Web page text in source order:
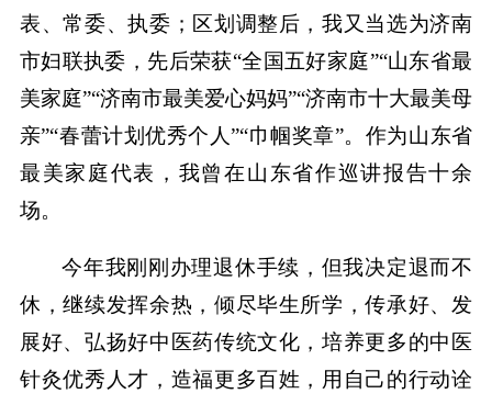
表、常委、执委；区划调整后，我又当选为济南
市妇联执委，先后荣获“全国五好家庭”“山东省最
美家庭”“济南市最美爱心妈妈”“济南市十大最美母
亲”“春蕾计划优秀个人”“巾帼奖章”。作为山东省
最美家庭代表，我曾在山东省作巡讲报告十余
场。
今年我刚刚办理退休手续，但我决定退而不
休，继续发挥余热，倾尽毕生所学，传承好、发
展好、弘扬好中医药传统文化，培养更多的中医
针灸优秀人才，造福更多百姓，用自己的行动诠